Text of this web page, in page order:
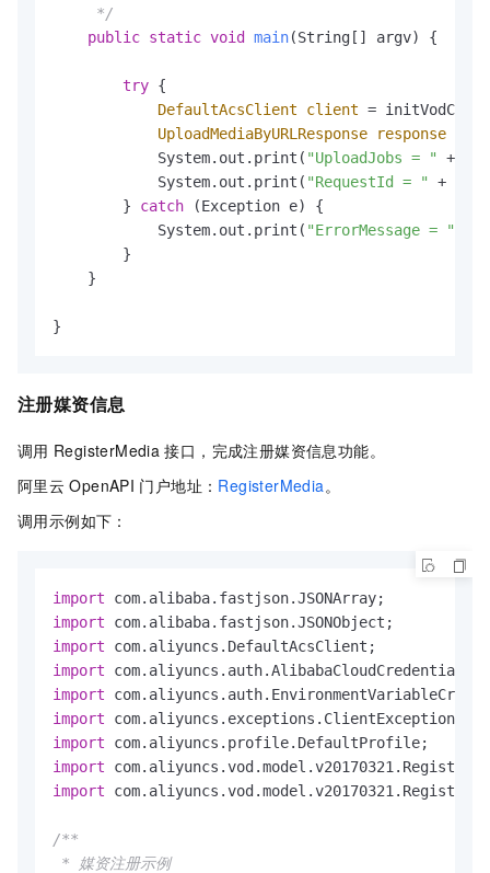
     */
public static void main(String[] argv) {
try {
DefaultAcsClient
client =
UploadMediaByURLResponse
response
            System.out.print(
"UploadJobs = "
+
            System.out.print(
"RequestId = "
+
        }
catch (Exception e) {
            System.out.print(
"ErrorMessage = "
        }
    }
}
注册媒资信息
调用 RegisterMedia 接口，完成注册媒资信息功能。
阿里云 OpenAPI 门户地址： RegisterMedia 。
调用示例如下：
import
import
import
import
import
import
import
import
import
/**
* 媒资注册示例